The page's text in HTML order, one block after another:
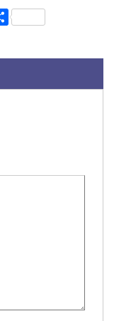
Share